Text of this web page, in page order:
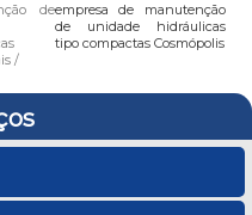
deempresa de manutenção
de unidade hidráulicas
tipo compactas Cosmópolis